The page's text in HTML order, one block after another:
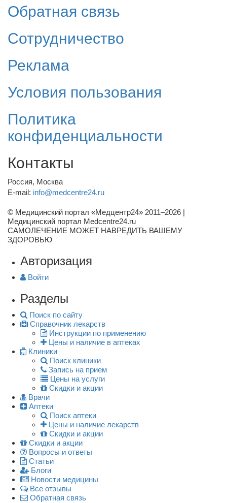
Обратная связь
Сотрудничество
Реклама
Условия пользования
Политика
конфиденциальности
Контакты
Россия, Москва
E-mail: info@medcentre24.ru
© Медицинский портал «Медцентр24» 2011–2026 |
Медицинский портал Medcentre24.ru
САМОЛЕЧЕНИЕ МОЖЕТ НАВРЕДИТЬ ВАШЕМУ
ЗДОРОВЬЮ
Авторизация
Войти
Разделы
Поиск по сайту
Справочник лекарств
Инструкции по применению
Цены и наличие в аптеках
Клиники
Поиск клиники
Запись на прием
Цены на услуги
Скидки и акции
Врачи
Аптеки
Поиск аптеки
Цены и наличие лекарств
Скидки и акции
Скидки и акции
Вопросы и ответы
Статьи
Блоги
Новости медицины
Все отзывы
Обратная связь